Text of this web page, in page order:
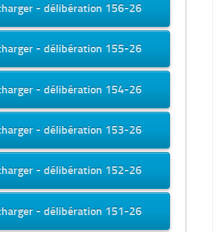
- délibération 156-26
- délibération 155-26
- délibération 154-26
- délibération 153-26
- délibération 152-26
- délibération 151-26